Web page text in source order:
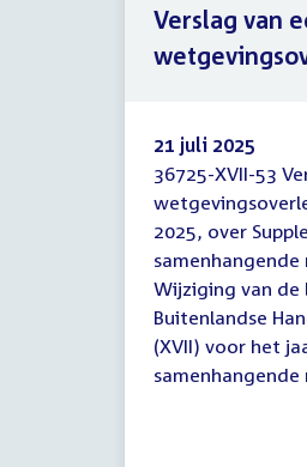
Verslag
van
een
21 juli 2025
36725-XVII-53
2025, over
Wijziging van
Buitenlandse
(XVII) voor het
Verslag van